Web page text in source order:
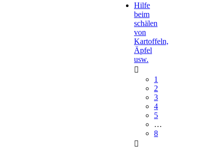
Hilfe
beim
schälen
von
Kartoffeln,
Äpfel
usw.
1
2
3
4
5
…
8